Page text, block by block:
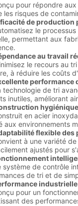
pour répondre aux
les risques de
de production
le processus
permettant aux
au travail
le recours au tri
à réduire les coûts
performance
de tri
inutiles, améliorant
en acier
aux environnements
flexible des
à une variété de
ajustés pour
de contrôle
de tri et de
pour un
des